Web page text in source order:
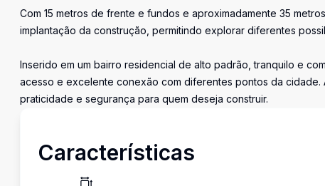
Com 15 metros de frente e fundos e aproximadamente 35
implantação da construção, permitindo explorar diferentes
Inserido em um bairro residencial de alto padrão, tranquilo e
acesso e excelente conexão com diferentes pontos da cidade.
praticidade e segurança para quem deseja construir.
Características